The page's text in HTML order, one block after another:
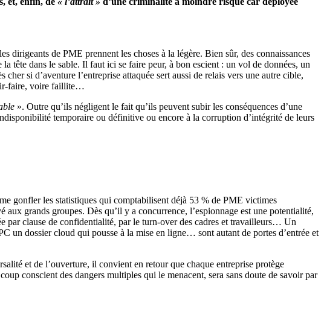
dirigeants de PME prennent les choses à la légère. Bien sûr, des connaissances
tête dans le sable. Il faut ici se faire peur, à bon escient : un vol de données, un
si d’aventure l’entreprise attaquée sert aussi de relais vers une autre cible,
faire, voire faillite…
». Outre qu’ils négligent le fait qu’ils peuvent subir les conséquences d’une
temporaire ou définitive ou encore à la corruption d’intégrité de leurs
gonfler les statistiques qui comptabilisent déjà 53 % de PME victimes
aux grands groupes. Dès qu’il y a concurrence, l’espionnage est une potentialité,
par clause de confidentialité, par le turn-over des cadres et travailleurs… Un
un dossier cloud qui pousse à la mise en ligne… sont autant de portes d’entrée et
et de l’ouverture, il convient en retour que chaque entreprise protège
conscient des dangers multiples qui le menacent, sera sans doute de savoir par